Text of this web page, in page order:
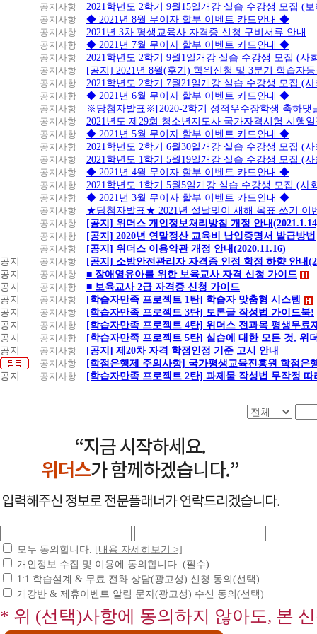
공지사항
2021학년도 2학기 9월15일개강 실습 수강생 모집 (
공지사항
◆ 2021년 8월 무이자 할부 이벤트 카드안내 ◆
공지사항
2021년 3차 평생교육사 자격증 신청 구비서류 안내
공지사항
◆ 2021년 7월 무이자 할부 이벤트 카드안내 ◆
공지사항
2021학년도 2학기 9월1일개강 실습 수강생 모집 (사
공지사항
[공지] 2021년 8월(후기) 학위신청 및 3분기 학습자
공지사항
2021학년도 2학기 7월21일개강 실습 수강생 모집 (
공지사항
◆ 2021년 6월 무이자 할부 이벤트 카드안내 ◆
공지사항
※당첨자발표※[2020-2학기 성적우수장학생 축하댓
공지사항
2021년도 제29회 청소년지도사 국가자격시험 시행
공지사항
◆ 2021년 5월 무이자 할부 이벤트 카드안내 ◆
공지사항
2021학년도 2학기 6월30일개강 실습 수강생 모집 (
공지사항
2021학년도 1학기 5월19일개강 실습 수강생 모집 (
공지사항
◆ 2021년 4월 무이자 할부 이벤트 카드안내 ◆
공지사항
2021학년도 1학기 5월5일개강 실습 수강생 모집 (사
공지사항
◆ 2021년 3월 무이자 할부 이벤트 카드안내 ◆
공지사항
★당첨자발표★ 2021년 설날맞이 새해 목표 쓰기 이
공지사항
[공지] 위더스 개인정보처리방침 개정 안내
공지사항
[공지] 2020년 연말정산 교육비 납입증명서 발급방법
공지사항
[공지] 위더스 이용약관 개정 안내(2020.11.16)
공지
공지사항
[공지] 소방안전관리자 자격증 인정 학점 하향 안내
공지
공지사항
■ 장애영유아를 위한 보육교사 자격 신청 가이드
공지
공지사항
■ 보육교사 2급 자격증 신청 가이드
공지
공지사항
[학습자만족 프로젝트 1탄] 학습자 맞춤형 시스템
공지
공지사항
[학습자만족 프로젝트 3탄] 토론글 작성법 가이드북!
공지
공지사항
[학습자만족 프로젝트 4탄] 위더스 전과목 평생무료
공지
공지사항
[학습자만족 프로젝트 5탄] 실습에 대한 모든 것, 위
공지
공지사항
[공지] 제20차 자격 학점인정 기준 고시 안내
공지사항
[학점은행제 주의사항] 국가평생교육진흥원 학점은
공지
공지사항 [학습자만족 프로젝트 2탄] 과제물 작성법 무작정 따
모두 동의합니다.
[내용 자세히보기 >]
개인정보 수집 및 이용에 동의합니다. (필수)
1:1 학습설계 & 무료 전화 상담(광고성) 신청 동의(선택)
개강반 & 제휴이벤트 알림 문자(광고성) 수신 동의(선택)
* 위 (선택)사항에 동의하지 않아도, 본